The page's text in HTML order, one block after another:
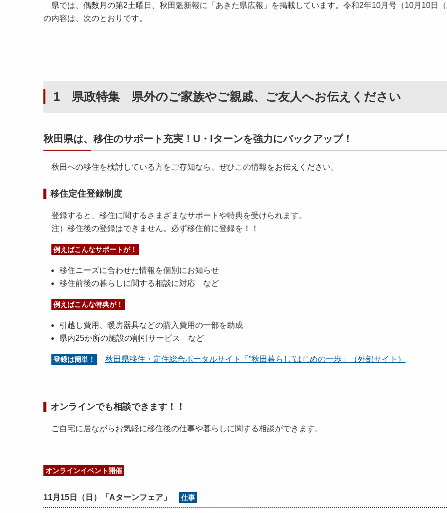
県では、偶数月の第2土曜日、秋田魁新報に「あきた県広報」を掲載しています。令和2年10月号（10月10日（
の内容は、次のとおりです。
1 県政特集 県外のご家族やご親戚、ご友人へお伝えください
秋田県は、移住のサポート充実！U・Iターンを強力にバックアップ！
秋田への移住を検討している方をご存知なら、ぜひこの情報をお伝えください。
移住定住登録制度
登録すると、移住に関するさまざまなサポートや特典を受けられます。
注）移住後の登録はできません。必ず移住前に登録を！！
例えばこんなサポートが！
移住ニーズに合わせた情報を個別にお知らせ
移住前後の暮らしに関する相談に対応 など
例えばこんな特典が！
引越し費用、暖房器具などの購入費用の一部を助成
県内25か所の施設の割引サービス など
登録は簡単！ 秋田県移住・定住総合ポータルサイト「”秋田暮らし”はじめの一歩」（外部サイト）
オンラインでも相談できます！！
ご自宅に居ながらお気軽に移住後の仕事や暮らしに関する相談ができます。
オンラインイベント開催
11月15日（日）「Aターンフェア」 仕事